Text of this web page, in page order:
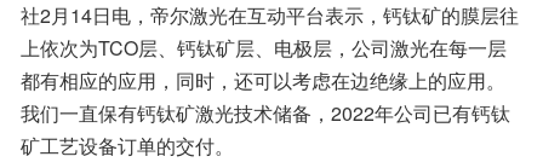
社2月14日电，帝尔激光在互动平台表示，钙钛矿的膜层往
上依次为TCO层、钙钛矿层、电极层，公司激光在每一层
都有相应的应用，同时，还可以考虑在边绝缘上的应用。
我们一直保有钙钛矿激光技术储备，2022年公司已有钙钛
矿工艺设备订单的交付。